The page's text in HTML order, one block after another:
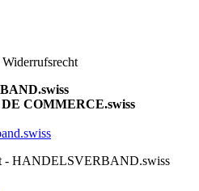
Widerrufsrecht
COMMERCE.swiss
- HANDELSVERBAND.swiss